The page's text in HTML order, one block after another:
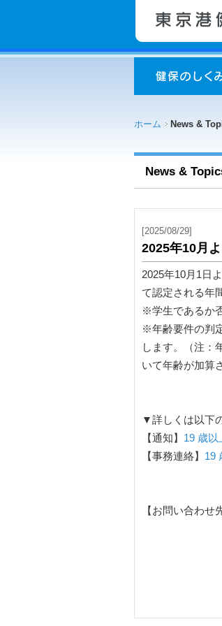
ホーム News &
News &
[2025/08/29]
2025年10月
2025年10月1日
て認定される年
※学生であるか
※年齢要件の判
します。（注：
いて年齢が加算
▼詳しくは以下
【通知】 19 歳以
【事務連絡】 19
【お問い合わ